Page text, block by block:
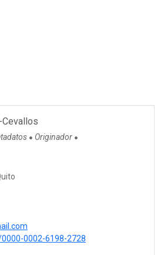
Cevallos
● Originador ●
0002-6198-2728